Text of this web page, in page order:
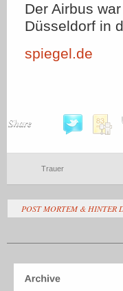
Der Airbus
Düsseldorf in
spiegel.de
Share
Trauer
POST MORTEM & HINTER